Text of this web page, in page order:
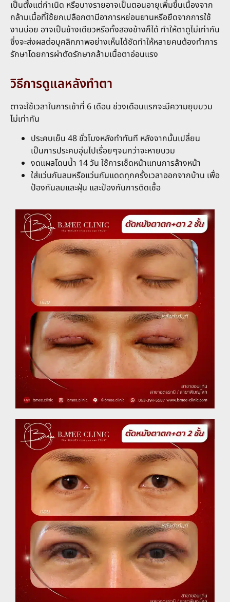
เป็นตั้งแต่กำเนิด หรือบางรายอาจเป็นตอนอายุเพิ่มขึ้นเนื่องจาก
กล้ามเนื้อที่ใช้ยกเปลือกตามีอาการหย่อนยานหรือยืดจากการใช้
งานบ่อย อาจเป็นข้างเดียวหรือทั้งสองข้างก็ได้ ทำให้ตาดูไม่เท่ากัน
ซึ่งจะส่งผลต่อบุคลิกภาพอย่างเห็นได้ชัดทำให้หลายคนต้องทำการ
รักษาโดยการผ่าตัดรักษากล้ามเนื้อตาอ่อนแรง
วิธีการดูแลหลังทำตา
ตาจะใช้เวลาในการเข้าที่ 6 เดือน ช่วงเดือนแรกจะมีความยุบบวม
ไม่เท่ากัน
ประคบเย็น 48 ชั่วโมงหลังทำทันที หลังจากนั้นเปลี่ยน
เป็นการประคบอุ่นไปเรื่อยๆจนกว่าจะหายบวม
งดแผลโดนน้ำ 14 วัน ใช้การเช็ดหน้าแทนการล้างหน้า
ใส่แว่นกันลมหรือแว่นกันแดดทุกครั้งเวลาออกจากบ้าน เพื่อ
ป้องกันลมและฝุ่น และป้องกันการติดเชื้อ